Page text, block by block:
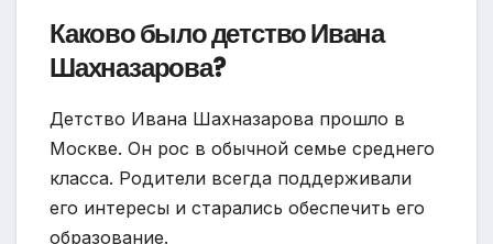
Каково было детство Ивана
Шахназарова?
Детство Ивана Шахназарова прошло в
Москве. Он рос в обычной семье среднего
класса. Родители всегда поддерживали
его интересы и старались обеспечить его
образование.